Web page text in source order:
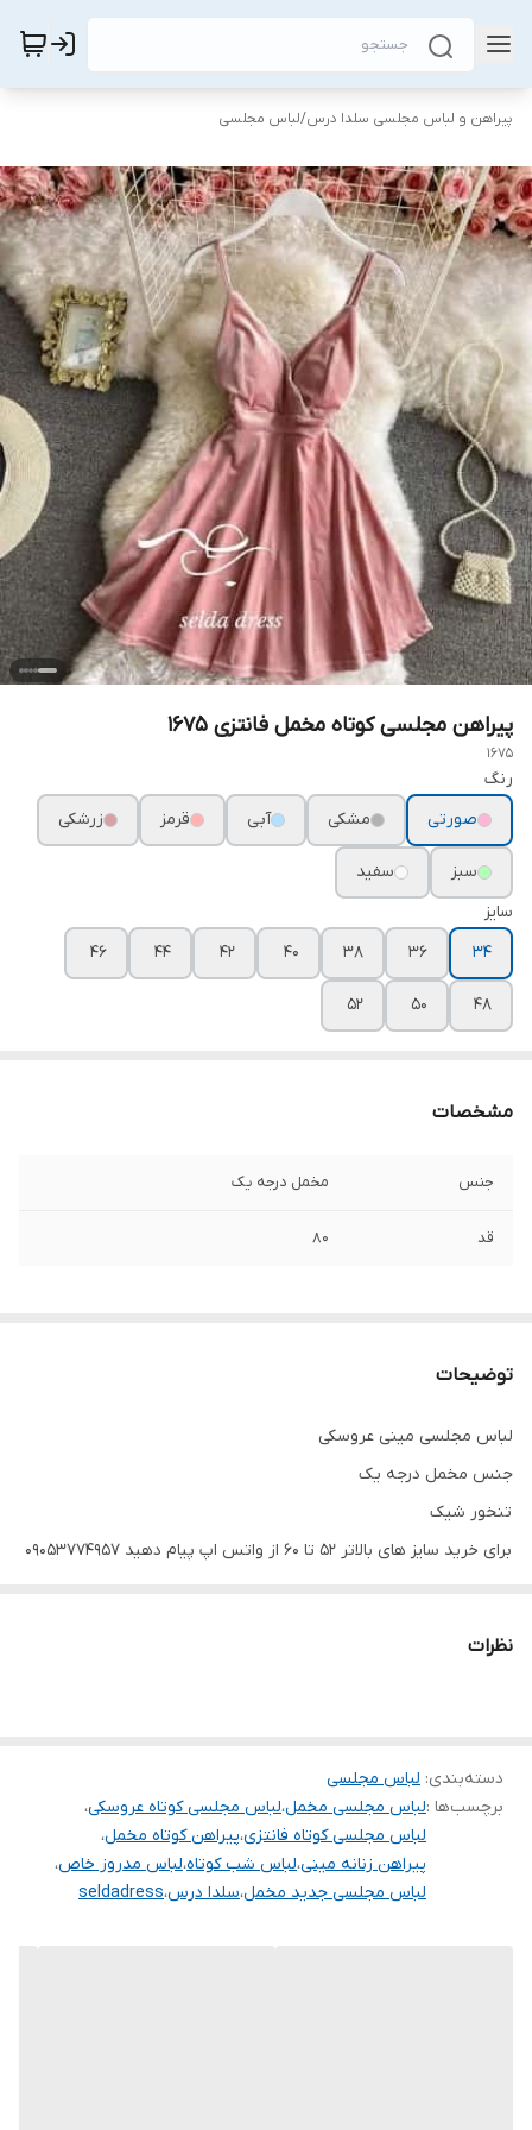
پیراهن و لباس مجلسی سلدا درس/لباس مجلسی
پیراهن مجلسی کوتاه مخمل فانتزی ۱۶۷۵
1675
رنگ
صورتی
مشکی آبی قرمز زرشکی
سبز
سفید
سایز
۳۴
۳۶ ۳۸ ۴۰ ۴۲ ۴۴ ۴۶
۴۸ ۵۰ ۵۲
مشخصات
جنس مخمل درجه یک
قد ۸۰
توضیحات
لباس مجلسی مینی عروسکی
جنس مخمل درجه یک
تنخور شیک
برای خرید سایز های بالاتر ۵۲ تا ۶۰ از واتس اپ پیام دهید ۰۹۰۵۳۷۷۴۹۵۷
تعویض سایز دارد.
نظرات
دسته‌بندی: لباس مجلسی
برچسب‌ها :لباس مجلسی مخمل،لباس مجلسی کوتاه عروسکی،
لباس مجلسی کوتاه فانتزی،پیراهن کوتاه مخمل،
پیراهن زنانه مینی،لباس شب کوتاه،لباس مدروز خاص،
لباس مجلسی جدید مخمل،سلدا درس،seldadress